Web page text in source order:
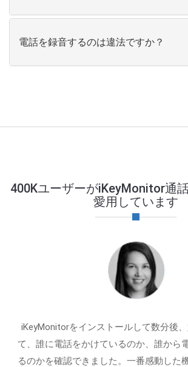
電話を録音するのは違法ですか？
400KユーザーがiKeyMonitor通
愛用しています
iKeyMonitorをインストールして数分後
て、誰に電話をかけているのか、誰から
るのかを確認できました。一番感動した